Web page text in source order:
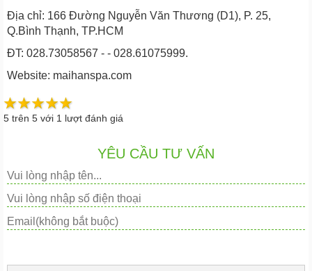
Địa chỉ: 166 Đường Nguyễn Văn Thương (D1), P. 25,
Q.Bình Thạnh, TP.HCM
ĐT: 028.73058567 - - 028.61075999.
Website: maihanspa.com
5 trên 5 với 1 lượt đánh giá
YÊU CẦU TƯ VẤN